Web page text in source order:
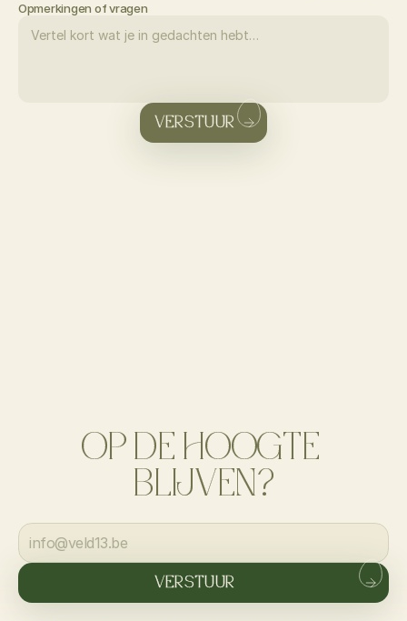
Opmerkingen of vragen
VERSTUUR
OP DE HOOGTE
BLIJVEN?
VERSTUUR